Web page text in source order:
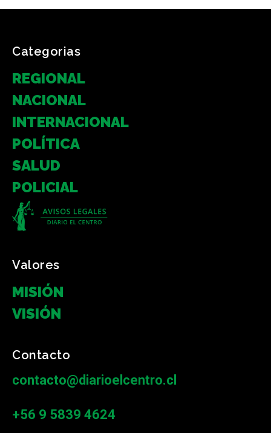
Categorias
REGIONAL
NACIONAL
INTERNACIONAL
POLÍTICA
SALUD
POLICIAL
Valores
MISIÓN
VISIÓN
Contacto
contacto@diarioelcentro.cl
+56 9 5839 4624